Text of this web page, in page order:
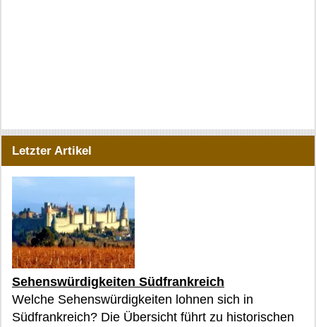
Letzter Artikel
Sehenswürdigkeiten Südfrankreich
Welche Sehenswürdigkeiten lohnen sich in
Südfrankreich? Die Übersicht führt zu historischen